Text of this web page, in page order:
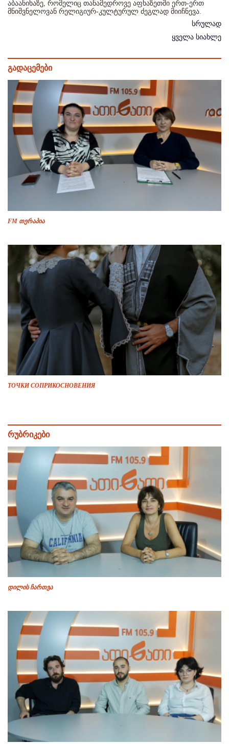
აბაანიხაზე, რომელიც თანამედროვე აფხაზეთში ერთ-ერთ
მნიშვნელოვან რელიგიურ-კულტურულ ძეგლად მიიჩნევა.
სრულად
ყველა სიახლე
გადაცემები
FM თერაპია
ТОЧКИ СОПРИКОСНОВЕНИЯ
რუბრიკები
დილის ჩართვა